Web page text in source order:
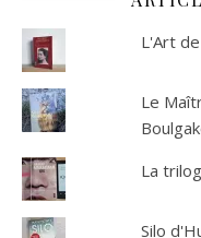
L'Art
Le
La
Silo